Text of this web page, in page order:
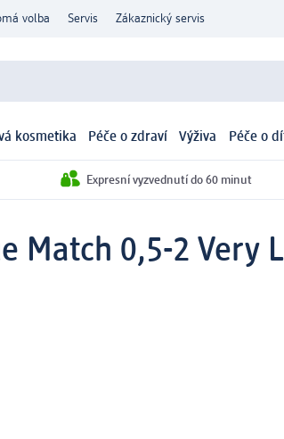
volba Servis Zákaznický servis
kosmetika Péče o zdraví Výživa Péče o
Expresní vyzvednutí do 60 minut
Match 0,5-2 Very